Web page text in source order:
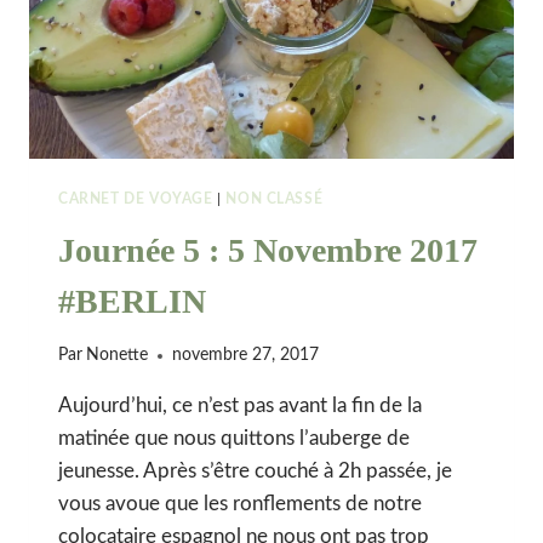
CARNET DE VOYAGE NON CLASSÉ
Journée 5 : 5 Novembre 2017
#BERLIN
Par Nonette novembre 27, 2017
Aujourd’hui, ce n’est pas avant la fin de la
matinée que nous quittons l’auberge de
jeunesse. Après s’être couché à 2h passée, je
vous avoue que les ronflements de notre
colocataire espagnol ne nous ont pas trop